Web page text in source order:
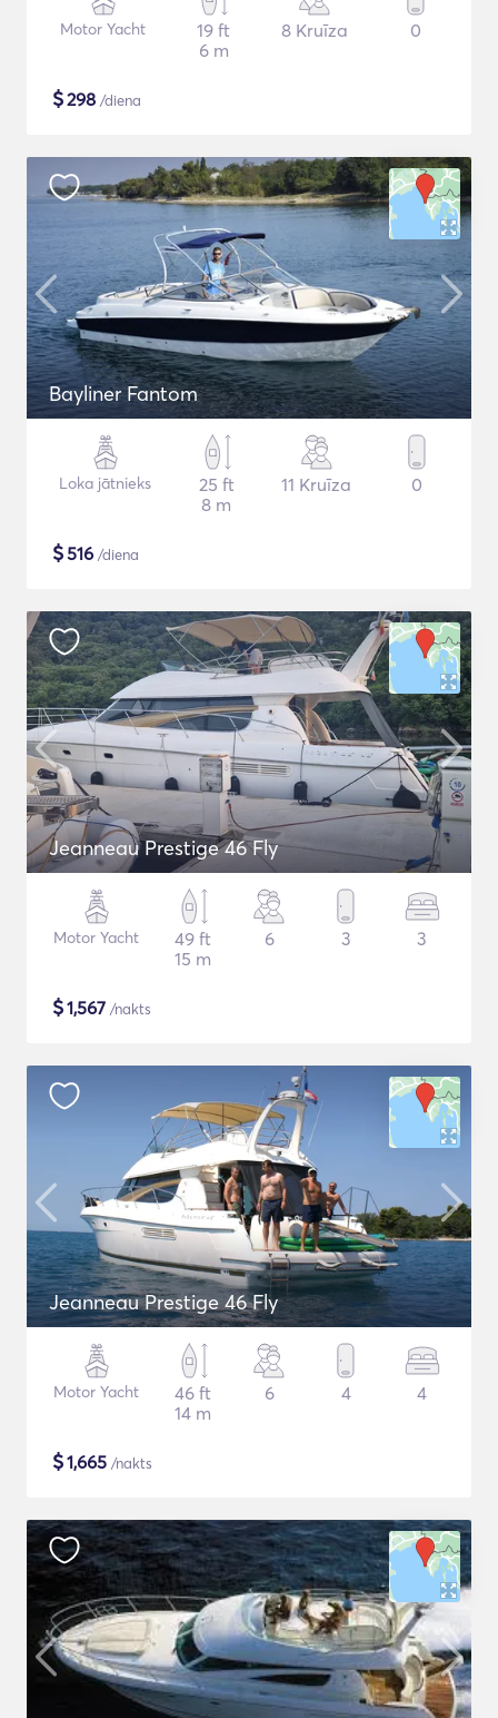
Motor Yacht
19 ft
6 m
8 Kruīza 0
$298 /diena
Bayliner Fantom
Loka jātnieks
25 ft
8 m
11 Kruīza 0
$516 /diena
Jeanneau Prestige 46 Fly
Motor Yacht
49 ft
15 m
6 3 3
$1,567 /nakts
Jeanneau Prestige 46 Fly
Motor Yacht
46 ft
14 m
6 4 4
$1,665 /nakts